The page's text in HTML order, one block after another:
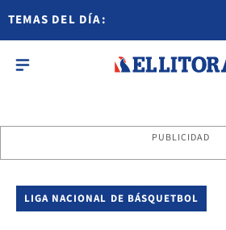
TEMAS DEL DÍA:
PUBLICIDAD
LIGA NACIONAL DE BÁSQUETBOL